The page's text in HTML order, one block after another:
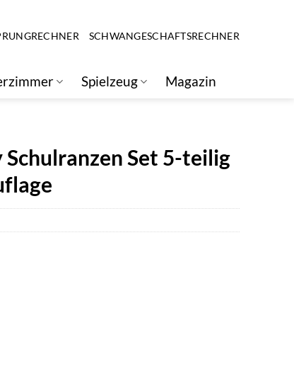
SCHWANGESCHAFTSRECHNER
Spielzeug Magazin
Schulranzen Set 5-teilig